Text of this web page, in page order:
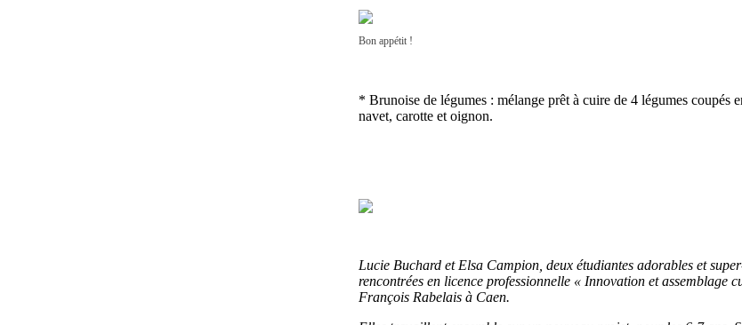
Bon appétit !
* Brunoise de légumes : mélange prêt à cuire de 4 légumes coupés
navet, carotte et oignon.
Lucie Buchard et Elsa Campion, deux étudiantes adorables et
rencontrées en licence professionnelle « Innovation et assemblage
François Rabelais à Caen.